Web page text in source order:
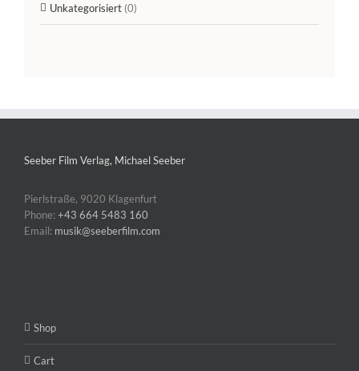
Unkategorisiert (0)
Seeber Film Verlag, Michael Seeber
Pierlstraße, 9020 Klagenfurt
Phone:+43 664 5483 160
Email: musik@seeberfilm.com
Shop
Cart